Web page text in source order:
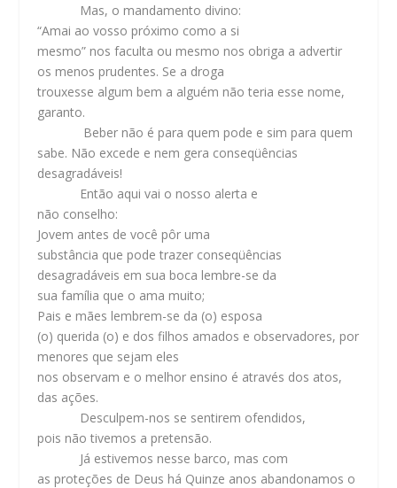
Mas, o mandamento divino:
“Amai ao vosso próximo como a si
mesmo” nos faculta ou mesmo nos obriga a advertir
os menos prudentes. Se a droga
trouxesse algum bem a alguém não teria esse nome,
garanto.
Beber não é para quem pode e sim para quem
sabe. Não excede e nem gera conseqüências
desagradáveis!
Então aqui vai o nosso alerta e
não conselho:
Jovem antes de você pôr uma
substância que pode trazer conseqüências
desagradáveis em sua boca lembre-se da
sua família que o ama muito;
Pais e mães lembrem-se da (o) esposa
(o) querida (o) e dos filhos amados e observadores, por
menores que sejam eles
nos observam e o melhor ensino é através dos atos,
das ações.
Desculpem-nos se sentirem ofendidos,
pois não tivemos a pretensão.
Já estivemos nesse barco, mas com
as proteções de Deus há Quinze anos abandonamos o